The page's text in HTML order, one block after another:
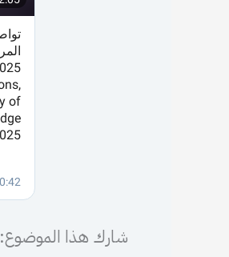
شارك هذا الموضوع: